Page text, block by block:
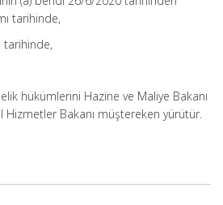
tarihinde,
tarihinde,
hükümlerini Hazine ve Maliye Bakanı
Hizmetler Bakanı müştereken yürütür.